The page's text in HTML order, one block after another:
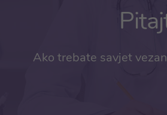
Ako trebate savjet